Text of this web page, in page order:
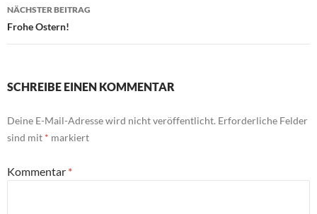
NÄCHSTER BEITRAG
Frohe Ostern!
SCHREIBE EINEN KOMMENTAR
Deine E-Mail-Adresse wird nicht veröffentlicht. Erforderliche Felder
sind mit * markiert
Kommentar *